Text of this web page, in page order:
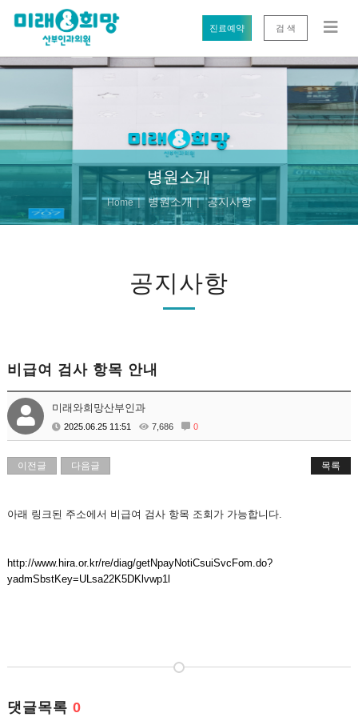
진료예약 검 색
병원소개
Home 병원소개 공지사항
공지사항
비급여 검사 항목 안내
미래와희망산부인과
2025.06.25 11:51 7,686 0
이전글 다음글 목록
아래 링크된 주소에서 비급여 검사 항목 조회가 가능합니다.
http://www.hira.or.kr/re/diag/getNpayNotiCsuiSvcFom.do?
yadmSbstKey=ULsa22K5DKlvwp1l
댓글목록0